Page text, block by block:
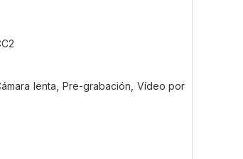
lenta, Pre-grabación, Vídeo por